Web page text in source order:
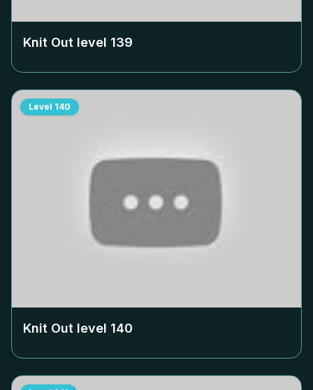
Knit Out level 139
Level 140
Knit Out level 140